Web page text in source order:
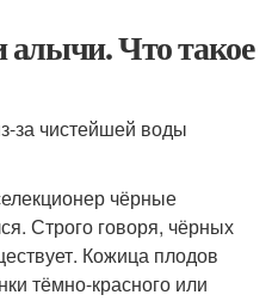
алычи. Что такое
за чистейшей воды
чёрные
Строго говоря, чёрных
Кожица плодов
тёмно-красного или